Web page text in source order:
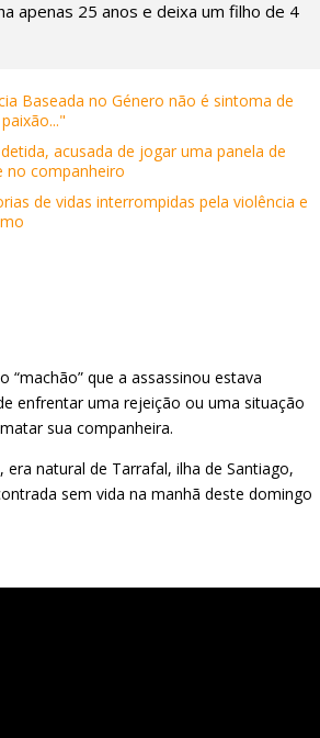
apenas 25 anos e deixa um filho de 4
Baseada no Género não é sintoma de
acusada de jogar uma panela de
no companheiro
de vidas interrompidas pela violência e
que a assassinou estava
enfrentar uma rejeição ou uma situação
sua companheira.
natural de Tarrafal, ilha de Santiago,
sem vida na manhã deste domingo